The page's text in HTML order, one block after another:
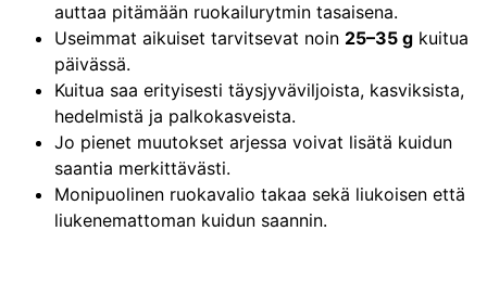
auttaa pitämään ruokailurytmin tasaisena.
Useimmat aikuiset tarvitsevat noin 25–35 g kuitua
päivässä.
Kuitua saa erityisesti täysjyväviljoista, kasviksista,
hedelmistä ja palkokasveista.
Jo pienet muutokset arjessa voivat lisätä kuidun
saantia merkittävästi.
Monipuolinen ruokavalio takaa sekä liukoisen että
liukenemattoman kuidun saannin.